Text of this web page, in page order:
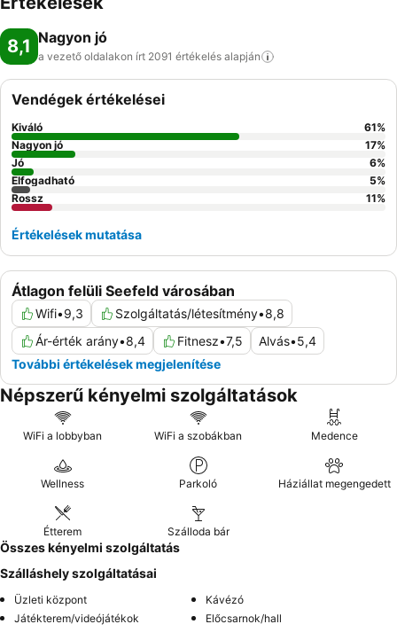
8,1 Nagyon jó
a vezető oldalakon írt 2091 értékelés alapján
Átlagon felüli Seefeld városában
Wifi•9,3 Szolgáltatás/létesítmény•8,8
Ár-érték arány•8,4 Fitnesz•7,5 Alvás•5,4
További értékelések megjelenítése
Vendégek értékelései
Kiváló 61%
Nagyon jó
17%
Jó
6%
Elfogadható
5%
Rossz
11%
Értékelések mutatása
Népszerű kényelmi szolgáltatások
WiFi a lobbyban WiFi a szobákban Medence
Wellness Parkoló Háziállat megengedett
Étterem Szálloda bár
Összes kényelmi szolgáltatás
Szálláshely szolgáltatásai
Üzleti központ
Kávézó
Játékterem/videójátékok
Előcsarnok/hall